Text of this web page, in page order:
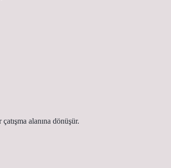
alanına dönüşür.